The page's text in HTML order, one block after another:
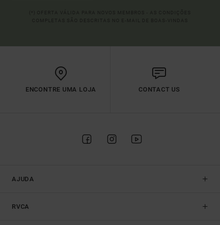
ENCONTRE UMA LOJA CONTACT US
AJUDA
RVCA